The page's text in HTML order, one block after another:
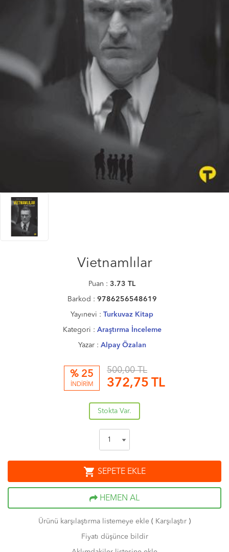
Vietnamlılar
Puan : 3.73 TL
Barkod : 9786256548619
Yayınevi : Turkuvaz Kitap
Kategori : Araştırma İnceleme
Yazar : Alpay Özalan
% 25
İNDİRİM
500,00 TL
372,75 TL
Stokta Var.
shopping_cart SEPETE EKLE
HEMEN AL
Ürünü karşılaştırma listemeye ekle ( Karşılaştır )
Fiyatı düşünce bildir